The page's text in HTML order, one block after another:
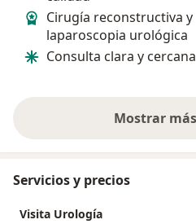
Cirugía reconstructiva y
laparoscopia urológica
Consulta clara y cercana
Mostrar
Servicios y precios
Visita Urología